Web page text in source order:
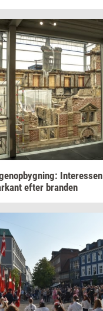
In­ter­es­sen
efter bran­den